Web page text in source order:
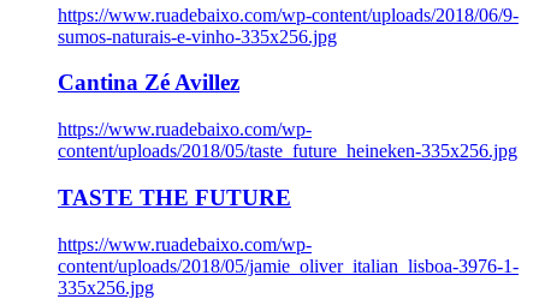
https://www.ruadebaixo.com/wp-content/uploads/2018/06/9-
sumos-naturais-e-vinho-335x256.jpg
Cantina Zé Avillez
https://www.ruadebaixo.com/wp-
content/uploads/2018/05/taste_future_heineken-335x256.jpg
TASTE THE FUTURE
https://www.ruadebaixo.com/wp-
content/uploads/2018/05/jamie_oliver_italian_lisboa-3976-1-
335x256.jpg